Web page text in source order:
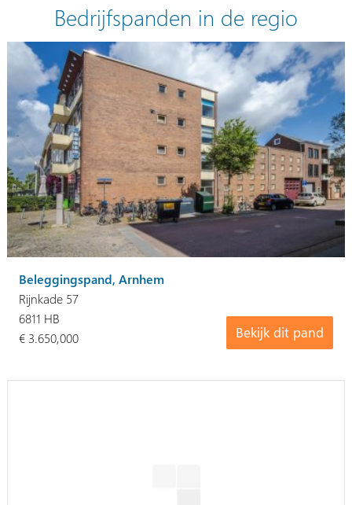
Bedrijfspanden in de regio
Beleggingspand, Arnhem
Rijnkade 57
Bekijk dit pand
6811 HB
€ 3.650,000